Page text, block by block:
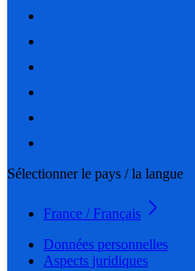
Sélectionner le pays / la langue
France / Français
Données personnelles
Aspects juridiques